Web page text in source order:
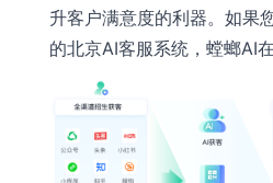
升客户满意度的利器。如果
的北京AI客服系统，螳螂AI